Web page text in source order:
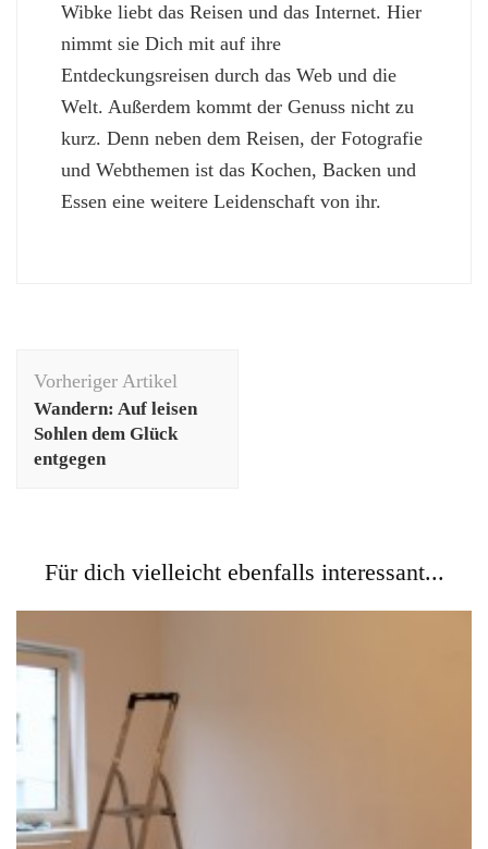
Wibke liebt das Reisen und das Internet. Hier
nimmt sie Dich mit auf ihre
Entdeckungsreisen durch das Web und die
Welt. Außerdem kommt der Genuss nicht zu
kurz. Denn neben dem Reisen, der Fotografie
und Webthemen ist das Kochen, Backen und
Essen eine weitere Leidenschaft von ihr.
Vorheriger Artikel
Wandern: Auf leisen
Sohlen dem Glück
entgegen
Für dich vielleicht ebenfalls interessant...